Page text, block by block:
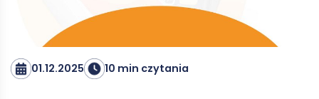
01.12.2025 10 min czytania